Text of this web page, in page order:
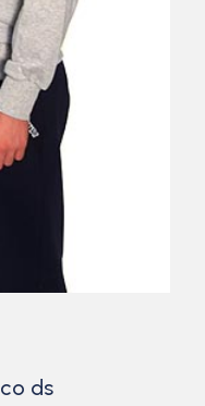
ds